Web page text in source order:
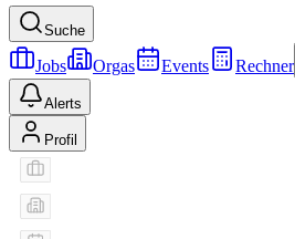
Suche
Jobs Orgas Events Rechner
Alerts
Profil